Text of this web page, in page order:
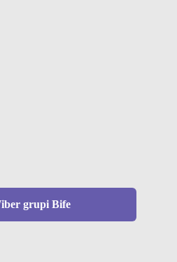
grupi Bife